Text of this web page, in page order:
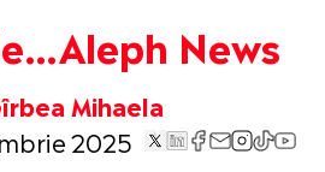
News
Mihaela
2025